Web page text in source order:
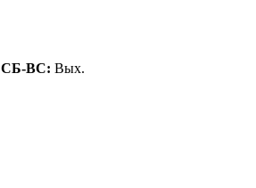
СБ-ВС: Вых.